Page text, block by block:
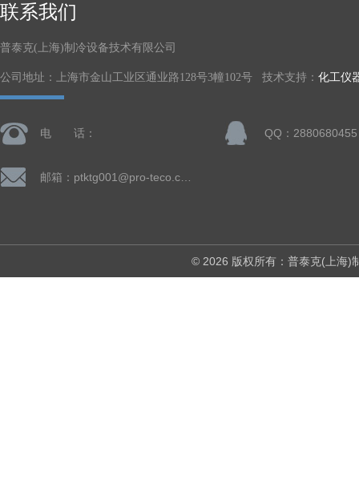
联系我们
普泰克(上海)制冷设备技术有限公司
公司地址：上海市金山工业区通业路128号3幢102号 技术支持： 化工仪
电 话： QQ：2880680455
© 2026 版权所有：普泰克(上海